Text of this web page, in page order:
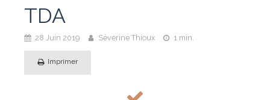
TDA
28 Juin 2019 Séverine Thioux 1 min.
Imprimer